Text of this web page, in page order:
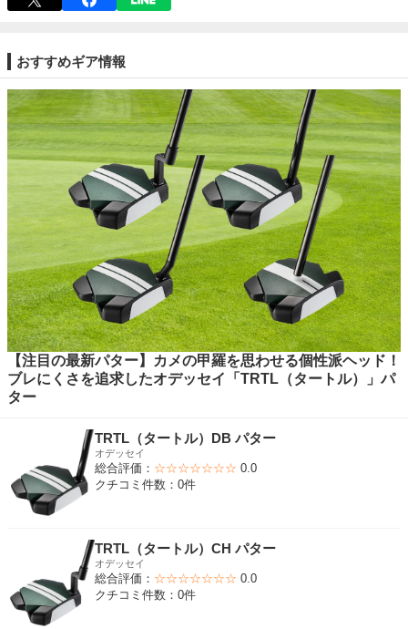
おすすめギア情報
【注目の最新パター】カメの甲羅を思わせる個性派ヘッド！
ブレにくさを追求したオデッセイ「TRTL（タートル）」パ
ター
TRTL（タートル）DB パター
オデッセイ
総合評価： ☆☆☆☆☆☆☆ 0.0
クチコミ件数：0件
TRTL（タートル）CH パター
オデッセイ
総合評価： ☆☆☆☆☆☆☆ 0.0
クチコミ件数：0件